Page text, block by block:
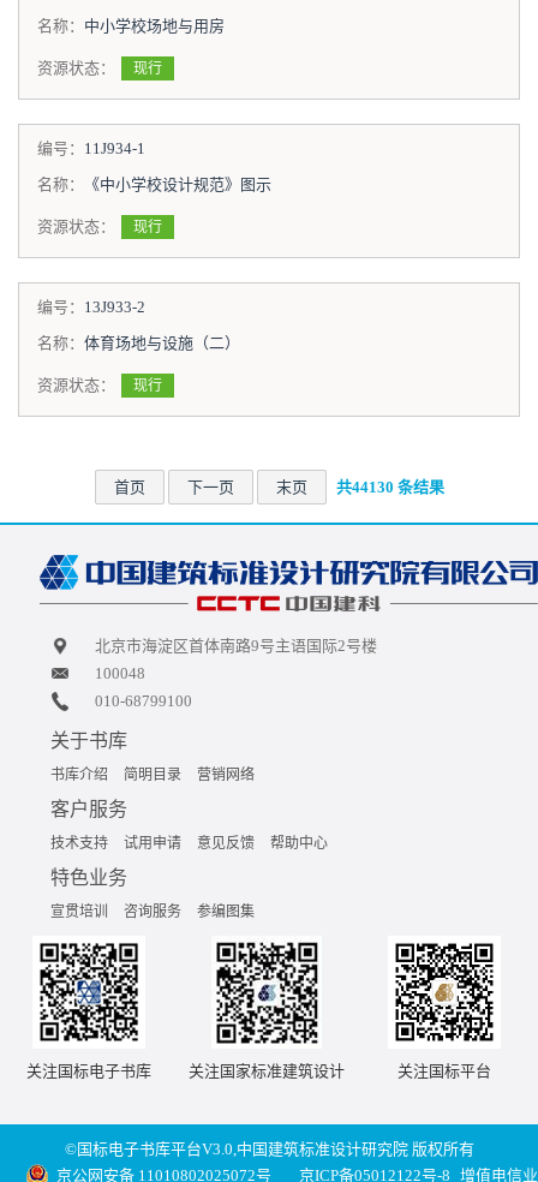
名称： 中小学校场地与用房
资源状态： 现行
编号： 11J934-1
名称：
《中小学校设计规范》图示
资源状态： 现行
编号： 13J933-2
名称： 体育场地与设施（二）
资源状态： 现行
首页 下一页 末页 共44130 条结果
北京市海淀区首体南路9号主语国际2号楼
100048
010-68799100
关于书库
书库介绍 简明目录 营销网络
客户服务
技术支持 试用申请 意见反馈 帮助中心
特色业务
宣贯培训 咨询服务 参编图集
关注国标电子书库 关注国家标准建筑设计 关注国标平台
©国标电子书库平台V3.0,中国建筑标准设计研究院 版权所有
京公网安备 11010802025072号
京ICP备05012122号-8 增值电信业